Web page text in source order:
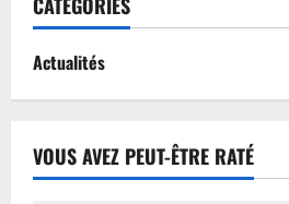
Actualités
VOUS AVEZ PEUT-ÊTRE RATÉ